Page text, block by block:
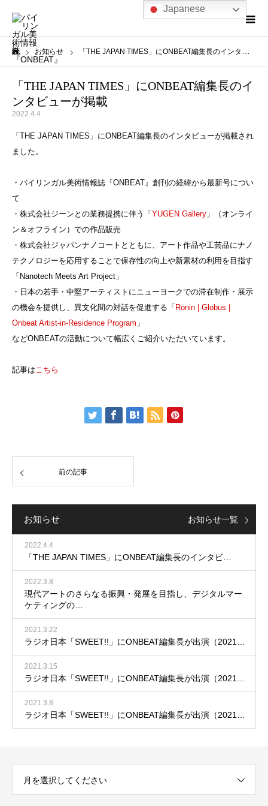
ーム
お知らせ 「THE JAPAN TIMES」にONBEAT編集長のインタビューが掲載
「THE JAPAN TIMES」にONBEAT編集長のイ
ンタビューが掲載
2022.4.4
「THE JAPAN TIMES」にONBEAT編集長のインタビューが掲載され
ました。
・バイリンガル美術情報誌『ONBEAT』創刊の経緯から最新号につい
て
・株式会社ジーンとの業務提携に伴う「 YUGEN Gallery 」（オンライ
ン＆オフライン）での作品販売
・株式会社ジャパンナノコートとともに、アート作品や工芸品にナノ
テクノロジーを応用することで保存性の向上や新素材の利用を目指す
「Nanotech Meets Art Project」
・日本の若手・中堅アーティストにニューヨークでの滞在制作・展示
の機会を提供し、異文化間の対話を促進する「 Ronin | Globus |
Onbeat Artist-in-Residence Program 」
などONBEATの活動について幅広くご紹介いただいています。
記事はこちら
前の記事
お知らせ
2022.4.4
「THE JAPAN TIMES」にONBEAT編集長のインタビ…
2022.3.8
現代アートのさらなる振興・発展を目指し、デジタルマー
ケティングの…
2021.3.22
ラジオ日本「SWEET!!」にONBEAT編集長が出演（2021…
2021.3.15
ラジオ日本「SWEET!!」にONBEAT編集長が出演（2021…
2021.3.8
ラジオ日本「SWEET!!」にONBEAT編集長が出演（2021…
お知らせ一覧
月を選択してください
Japanese